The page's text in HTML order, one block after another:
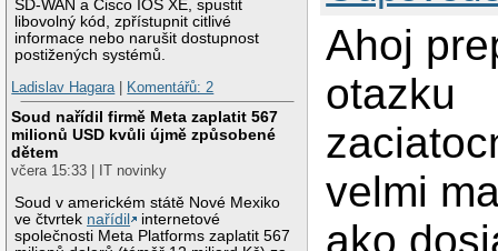
SD-WAN a Cisco IOS XE, spustit
libovolný kód, zpřístupnit citlivé
informace nebo narušit dostupnost
postižených systémů.
Ladislav Hagara| Komentářů: 2
Soud nařídil firmě Meta zaplatit 567
milionů USD kvůli újmě způsobené
dětem
včera 15:33 | IT novinky
Soud v americkém státě Nové Mexiko
ve čtvrtek nařídil
internetové
společnosti Meta Platforms zaplatit 567
Ahoj
otazku
velmi
ako